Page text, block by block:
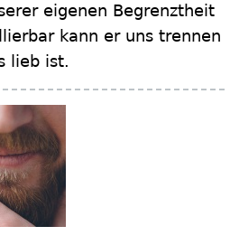
eigenen Begrenztheit
kann er uns trennen
lieb ist.